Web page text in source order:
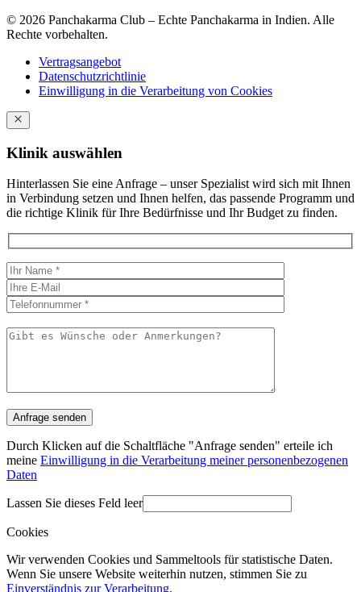
© 2026 Panchakarma Club – Echte Panchakarma in Indien. Alle
Rechte vorbehalten.
Vertragsangebot
Datenschutzrichtlinie
Einwilligung in die Verarbeitung von Cookies
Klinik auswählen
Hinterlassen Sie eine Anfrage – unser Spezialist wird sich mit Ihnen
in Verbindung setzen und Ihnen helfen, das passende Programm und
die richtige Klinik für Ihre Bedürfnisse und Ihr Budget zu finden.
Durch Klicken auf die Schaltfläche "Anfrage senden" erteile ich
meine Einwilligung in die Verarbeitung meiner personenbezogenen
Daten
Lassen Sie dieses Feld leer
Cookies
Wir verwenden Cookies und Sammeltools für statistische Daten.
Wenn Sie unsere Website weiterhin nutzen, stimmen Sie zu
Einverständnis zur Verarbeitung.